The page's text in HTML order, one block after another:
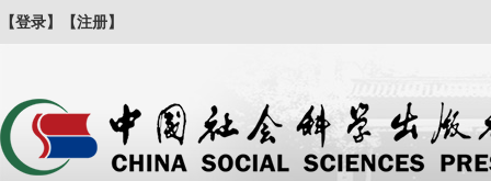
【登录】 【注册】